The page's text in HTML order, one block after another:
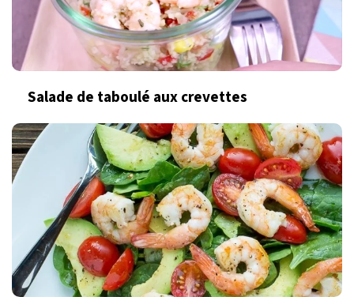
Salade de taboulé aux crevettes